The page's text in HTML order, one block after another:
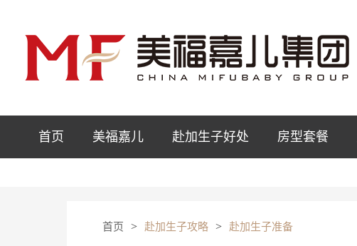
首页 美福嘉儿 赴加生子好处 房型套餐
首页 > 赴加生子攻略 > 赴加生子准备